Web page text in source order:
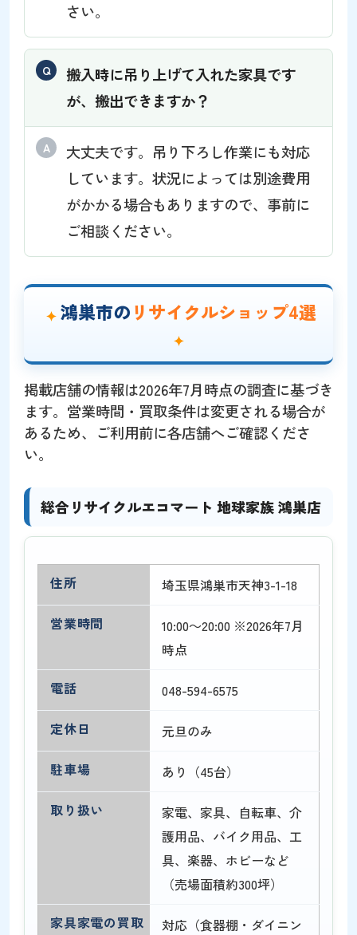
さい。
搬入時に吊り上げて入れた家具です
が、搬出できますか？
大丈夫です。吊り下ろし作業にも対応
しています。状況によっては別途費用
がかかる場合もありますので、事前に
ご相談ください。
鴻巣市のリサイクルショップ4選
掲載店舗の情報は2026年7月時点の調査に基づき
ます。営業時間・買取条件は変更される場合が
あるため、ご利用前に各店舗へご確認くださ
い。
総合リサイクルエコマート 地球家族 鴻巣店
住所
埼玉県鴻巣市天神3-1-18
営業時間
10:00～20:00 ※2026年7月
時点
電話
048-594-6575
定休日
元旦のみ
駐車場
あり（45台）
取り扱い
家電、家具、自転車、介
護用品、バイク用品、工
具、楽器、ホビーなど
（売場面積約300坪）
家具家電の買取
対応（食器棚・ダイニン